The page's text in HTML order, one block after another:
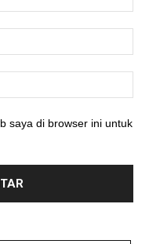
saya di browser ini untuk